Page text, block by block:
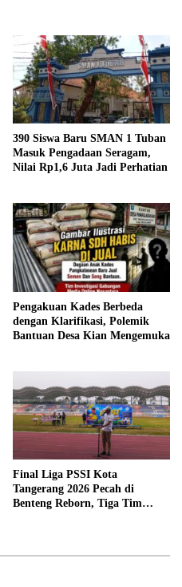
390 Siswa Baru SMAN 1 Tuban
Masuk Pengadaan Seragam,
Nilai Rp1,6 Juta Jadi Perhatian
Pengakuan Kades Berbeda
dengan Klarifikasi, Polemik
Bantuan Desa Kian Mengemuka
Final Liga PSSI Kota
Tangerang 2026 Pecah di
Benteng Reborn, Tiga Tim